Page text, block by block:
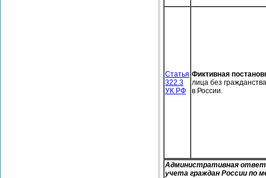
Статья
322.3
УК РФ
Фиктивная
лица без
в России.
Административная
учета граждан России по